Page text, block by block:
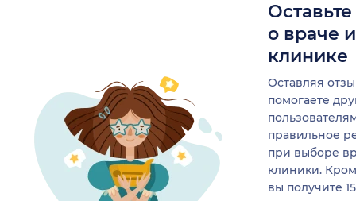
о враче
клинике
Оставляя
помогаете
правильное
при выборе
клиники.
вы получите